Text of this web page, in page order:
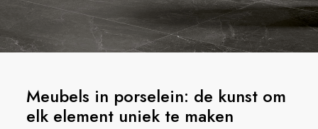
Meubels in porselein: de kunst om
elk element uniek te maken